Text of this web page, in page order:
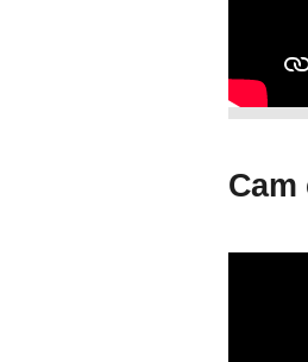
Cam